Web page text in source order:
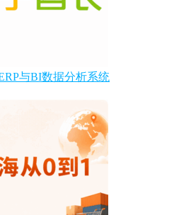
与BI数据分析系统